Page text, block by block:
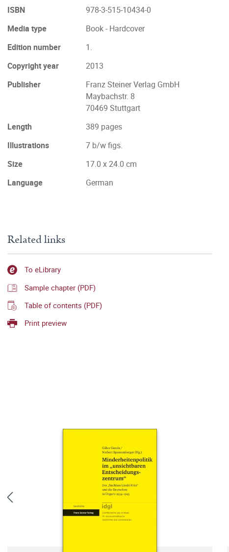
ISBN
978-3-515-10434-0
Media type
Book - Hardcover
Edition number
1.
Copyright year
2013
Publisher
Franz Steiner Verlag GmbH
Maybachstr. 8
70469 Stuttgart
Length
389 pages
Illustrations
7 b/w figs.
Size
17.0 x 24.0 cm
Language
German
Related links
To eLibrary
Sample chapter (PDF)
Table of contents (PDF)
Print preview